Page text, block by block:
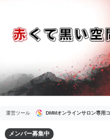
運営ツール DMMオンラインサロン専用
メンバー募集中